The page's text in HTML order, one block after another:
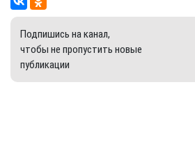
Подпишись на канал,
чтобы не пропустить новые
публикации